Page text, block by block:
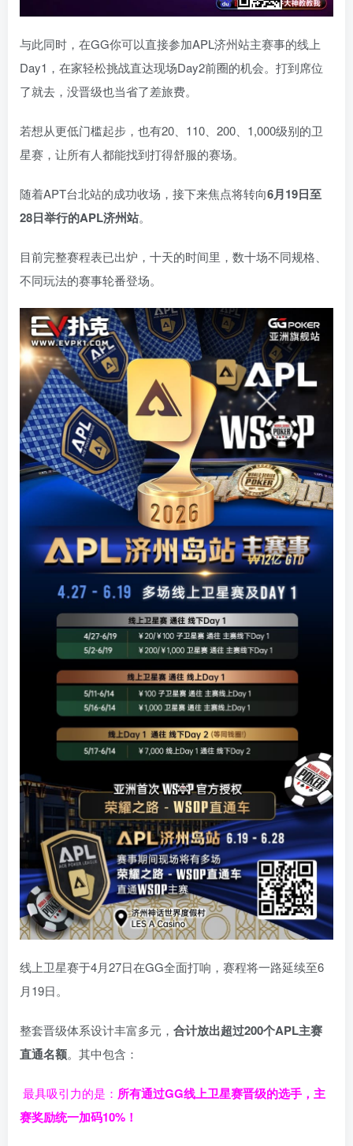
与此同时，在GG你可以直接参加APL济州站主赛事的线上
Day1，在家轻松挑战直达现场Day2前圈的机会。打到席位
了就去，没晋级也当省了差旅费。
若想从更低门槛起步，也有20、110、200、1,000级别的卫
星赛，让所有人都能找到打得舒服的赛场。
随着APT台北站的成功收场，接下来焦点将转向6月19日至
28日举行的APL济州站。
目前完整赛程表已出炉，十天的时间里，数十场不同规格、
不同玩法的赛事轮番登场。
线上卫星赛于4月27日在GG全面打响，赛程将一路延续至6
月19日。
整套晋级体系设计丰富多元， 合计放出超过200个APL主赛
直通名额。其中包含：
最具吸引力的是： 所有通过GG线上卫星赛晋级的选手，主
赛奖励统一加码10% ！